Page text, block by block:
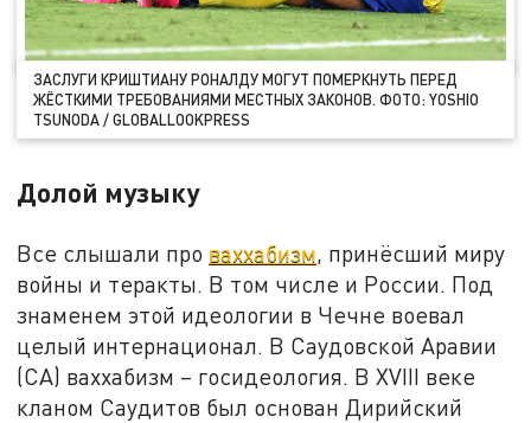
ЗАСЛУГИ КРИШТИАНУ РОНАЛДУ МОГУТ ПОМЕРКНУТЬ ПЕРЕД
ЖЁСТКИМИ ТРЕБОВАНИЯМИ МЕСТНЫХ ЗАКОНОВ. ФОТО: YOSHIO
TSUNODA / GLОBALLООKPRЕSS
Долой музыку
Все слышали про ваххабизм, принёсший миру
войны и теракты. В том числе и России. Под
знаменем этой идеологии в Чечне воевал
целый интернационал. В Саудовской Аравии
(СА) ваххабизм – госидеология. В XVIII веке
кланом Саудитов был основан Дирийский